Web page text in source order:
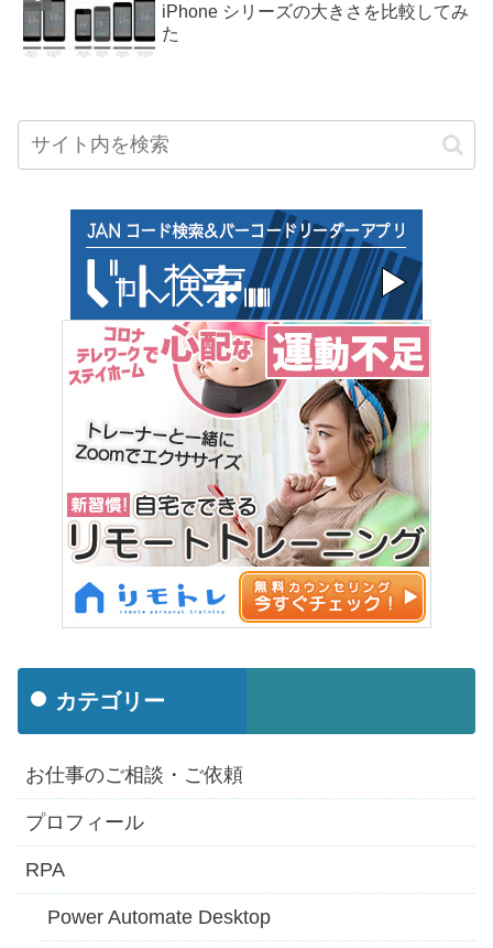
iPhone シリーズの大きさを比較してみ
た
カテゴリー
お仕事のご相談・ご依頼
プロフィール
RPA
Power Automate Desktop